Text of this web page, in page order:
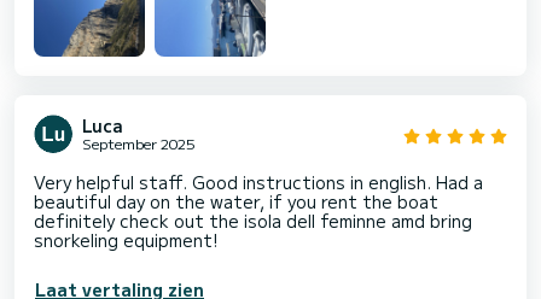
Luca
September 2025
Very helpful staff. Good instructions in english. Had a
beautiful day on the water, if you rent the boat
definitely check out the isola dell feminne amd bring
snorkeling equipment!
Laat vertaling zien